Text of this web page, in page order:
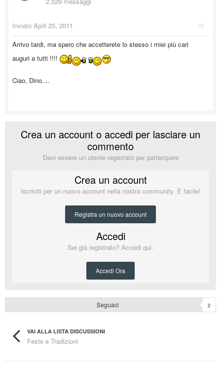
Inviato April 25, 2011
Arrivo tardi, ma spero che accetterete lo stesso i miei più cari
auguri a tutti !!!!
Ciao, Dino....
Crea un account o accedi per lasciare un
commento
Devi essere un utente registrato per partecipare
Crea un account
Iscriviti per un nuovo account nella nostra community. È facile!
Registra un nuovo account
Accedi
Sei già registrato? Accedi qui.
Accedi Ora
Seguaci 2
VAI ALLA LISTA DISCUSSIONI
Feste e Tradizioni